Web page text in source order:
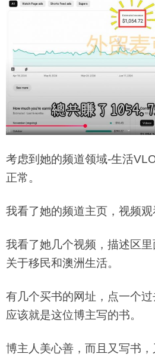
考虑到她的频道领域-生活
正常。
我看了她的频道主页，视频观
我看了她几个视频，描述区
关于移民和澳洲生活。
有几个买书的网址，点一个过
应该就是这位博主写的书。
博主人美心善，而且又写书，